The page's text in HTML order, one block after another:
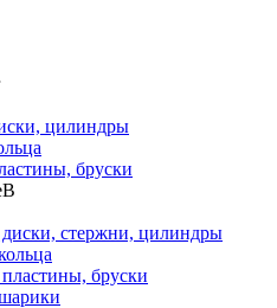
цилиндры
бруски
стержни, цилиндры
бруски